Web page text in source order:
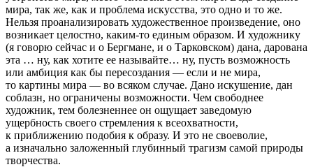
мира, так же, как и проблема искусства, это одно и то же.
Нельзя проанализировать художественное произведение, оно
возникает целостно, каким-то единым образом. И художнику
(я говорю сейчас и о Бергмане, и о Тарковском) дана, дарована
эта … ну, как хотите ее называйте… ну, пусть возможность
или амбиция как бы пересоздания — если и не мира,
то картины мира — во всяком случае. Дано искушение, дан
соблазн, но ограничены возможности. Чем свободнее
художник, тем болезненнее он ощущает заведомую
ущербность своего стремления к всеохватности,
к приближению подобия к образу. И это не своеволие,
а изначально заложенный глубинный трагизм самой природы
творчества.